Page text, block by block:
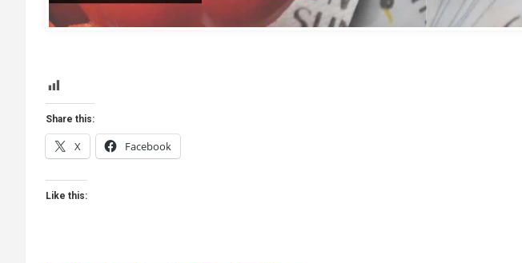
template
Share this:
X Facebook
Like this: